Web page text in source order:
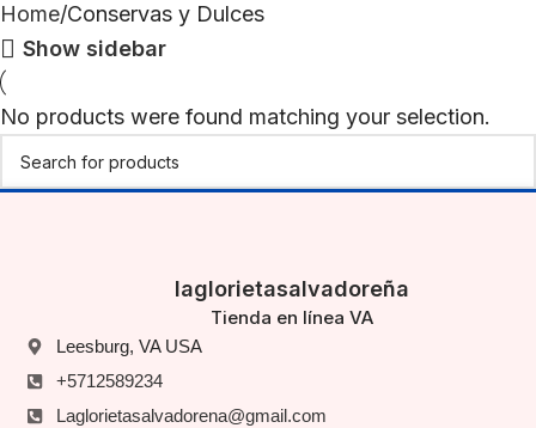
Home Conservas y Dulces
Show sidebar
No products were found matching your selection.
laglorietasalvadoreña
Tienda en línea VA
Leesburg, VA USA
+5712589234
Laglorietasalvadorena@gmail.com